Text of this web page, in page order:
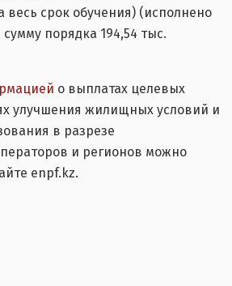
весь срок обучения) (исполнено
порядка 194,54 тыс.
о выплатах целевых
улучшения жилищных условий и
в разрезе
и регионов можно
enpf.kz.